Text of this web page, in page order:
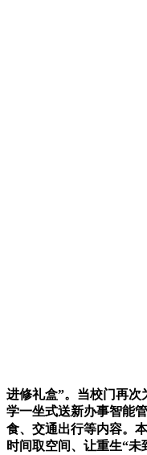
进修礼盒”。当校门再次
学一坐式送新办事智能
食、交通出行等内容。
时间取空间、让重生“